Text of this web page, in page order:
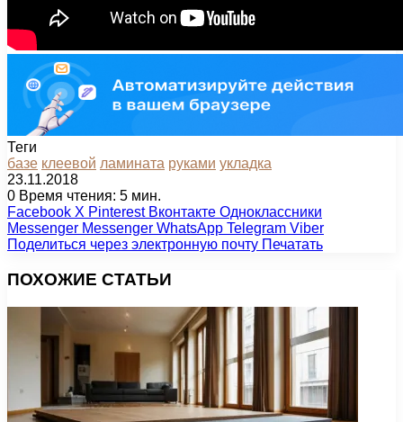
Теги
базе клеевой ламината руками укладка
23.11.2018
0 Время чтения: 5 мин.
Facebook X Pinterest Вконтакте Одноклассники
Messenger Messenger WhatsApp Telegram Viber
Поделиться через электронную почту Печатать
ПОХОЖИЕ СТАТЬИ